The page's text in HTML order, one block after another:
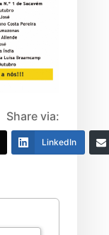
Share via:
LinkedIn